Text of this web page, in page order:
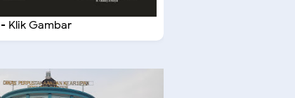
Klik Gambar